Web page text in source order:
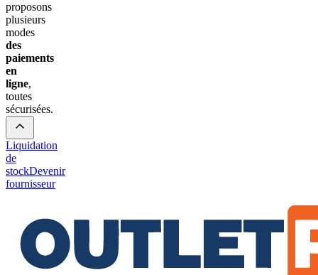
proposons
plusieurs
modes
des
paiements
en
ligne,
toutes
sécurisées.
Liquidation
de
stockDevenir
fournisseur